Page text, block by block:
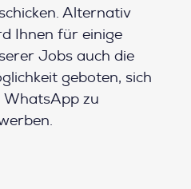
Alternativ
Ihnen für einige
Jobs auch die
geboten, sich
WhatsApp zu